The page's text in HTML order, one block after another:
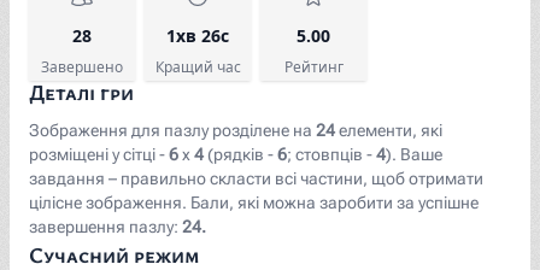
28
Завершено
1хв 26с
Кращий час
5.00
Рейтинг
Деталі гри
Зображення для пазлу розділене на 24елементи, які
розміщені у сітці -6x 4 (рядків -6; стовпців -4). Ваше
завдання – правильно скласти всі частини, щоб отримати
цілісне зображення. Бали, які можна заробити за успішне
завершення пазлу: 24.
Сучасний режим